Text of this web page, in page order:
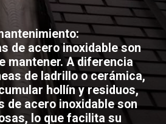
de acero inoxidable son
mantener. A diferencia
de ladrillo o cerámica,
hollín y residuos,
de acero inoxidable son
lo que facilita su